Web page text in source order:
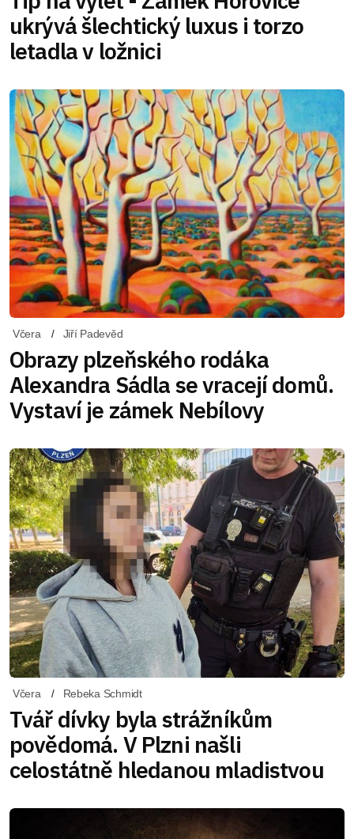
ukrývá šlechtický luxus i torzo
letadla v ložnici
Včera Jiří Padevěd
Obrazy plzeňského rodáka
Alexandra Sádla se vracejí domů.
Vystaví je zámek Nebílovy
Včera Rebeka Schmidt
Tvář dívky byla strážníkům
povědomá. V Plzni našli
celostátně hledanou mladistvou